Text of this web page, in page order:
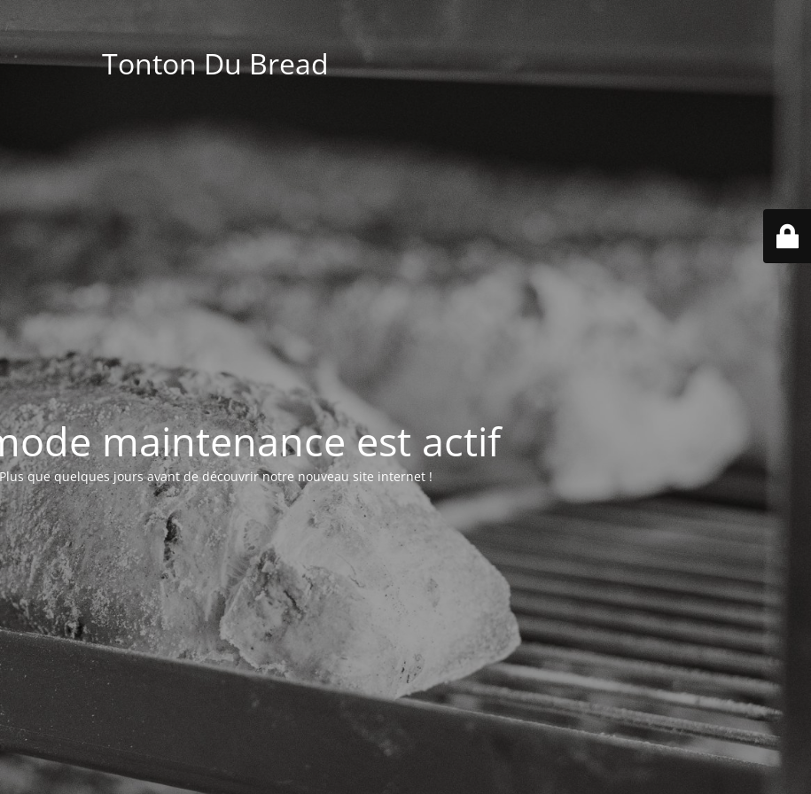
Tonton Du Bread
maintenance est actif
que quelques jours avant de découvrir notre nouveau site internet !